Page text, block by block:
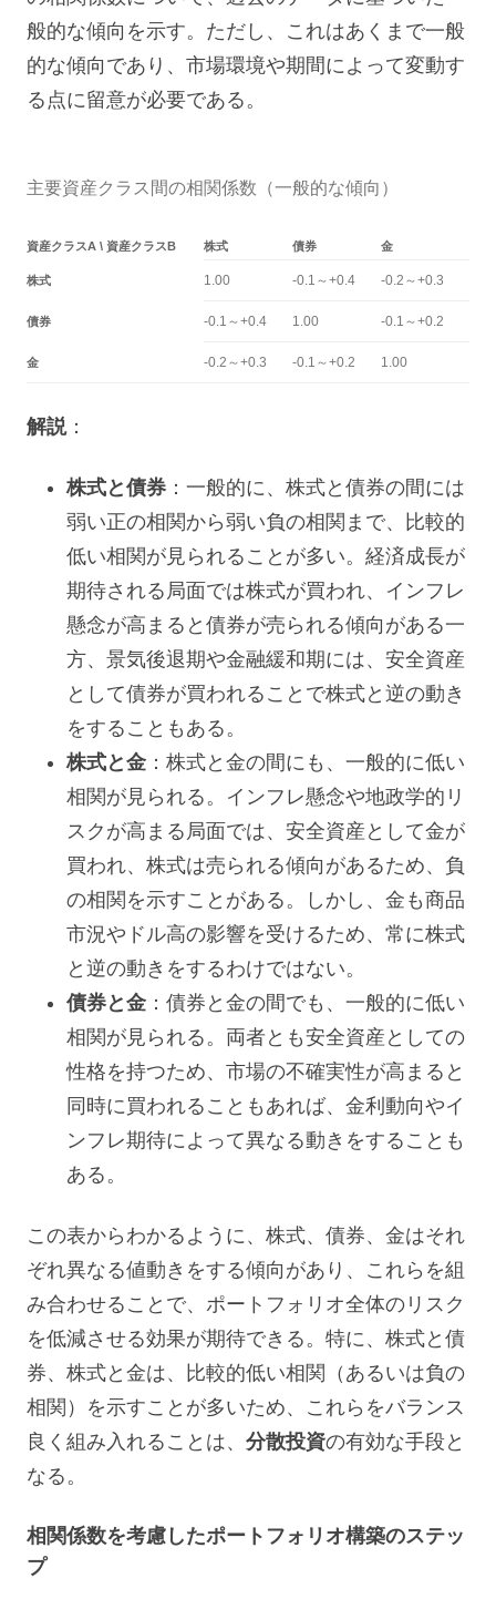
般的な傾向を示す。ただし、これはあくまで一般
的な傾向であり、市場環境や期間によって変動す
る点に留意が必要である。
主要資産クラス間の相関係数（一般的な傾向）
資産クラスA \ 資産クラスB 株式 債券 金
株式 1.00 -0.1～+0.4 -0.2～+0.3
債券 -0.1～+0.4 1.00 -0.1～+0.2
金 -0.2～+0.3 -0.1～+0.2 1.00
解説：
株式と債券 ：一般的に、株式と債券の間には
弱い正の相関から弱い負の相関まで、比較的
低い相関が見られることが多い。経済成長が
期待される局面では株式が買われ、インフレ
懸念が高まると債券が売られる傾向がある一
方、景気後退期や金融緩和期には、安全資産
として債券が買われることで株式と逆の動き
をすることもある。
株式と金 ：株式と金の間にも、一般的に低い
相関が見られる。インフレ懸念や地政学的リ
スクが高まる局面では、安全資産として金が
買われ、株式は売られる傾向があるため、負
の相関を示すことがある。しかし、金も商品
市況やドル高の影響を受けるため、常に株式
と逆の動きをするわけではない。
債券と金 ：債券と金の間でも、一般的に低い
相関が見られる。両者とも安全資産としての
性格を持つため、市場の不確実性が高まると
同時に買われることもあれば、金利動向やイ
ンフレ期待によって異なる動きをすることも
ある。
この表からわかるように、株式、債券、金はそれ
ぞれ異なる値動きをする傾向があり、これらを組
み合わせることで、ポートフォリオ全体のリスク
を低減させる効果が期待できる。特に、株式と債
券、株式と金は、比較的低い相関（あるいは負の
相関）を示すことが多いため、これらをバランス
良く組み入れることは、 分散投資の有効な手段と
なる。
相関係数を考慮したポートフォリオ構築のステッ
プ